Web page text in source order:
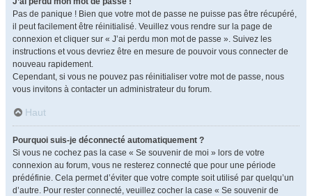
Pas de panique ! Bien que votre mot de passe ne puisse pas être récupéré,
il peut facilement être réinitialisé. Veuillez vous rendre sur la page de
connexion et cliquer sur « J’ai perdu mon mot de passe ». Suivez les
instructions et vous devriez être en mesure de pouvoir vous connecter de
nouveau rapidement.
Cependant, si vous ne pouvez pas réinitialiser votre mot de passe, nous
vous invitons à contacter un administrateur du forum.
Haut
Pourquoi suis-je déconnecté automatiquement ?
Si vous ne cochez pas la case « Se souvenir de moi » lors de votre
connexion au forum, vous ne resterez connecté que pour une période
prédéfinie. Cela permet d’éviter que votre compte soit utilisé par quelqu’un
d’autre. Pour rester connecté, veuillez cocher la case « Se souvenir de